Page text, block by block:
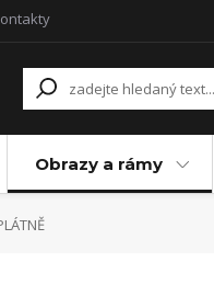
Obrazy a rámy